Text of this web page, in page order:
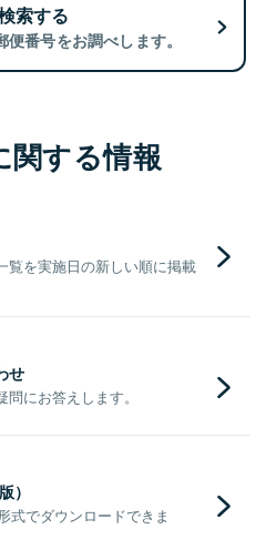
索する
番号をお調べします。
関する情報
覧を実施日の新しい順に掲載
せ
にお答えします。
）
式でダウンロードできま